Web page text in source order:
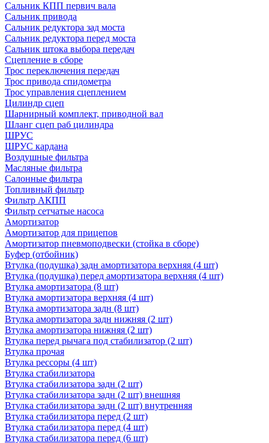
Сальник КПП первич вала
Сальник привода
Сальник редуктора зад моста
Сальник редуктора перед моста
Сальник штока выбора передач
Сцепление в сборе
Трос переключения передач
Трос привода спидометра
Трос управления сцеплением
Цилиндр сцеп
Шарнирный комплект, приводной вал
Шланг сцеп раб цилиндра
ШРУС
ШРУС кардана
Воздушные фильтра
Масляные фильтра
Салонные фильтра
Топливный фильтр
Фильтр АКПП
Фильтр сетчатые насоса
Амортизатор
Амортизатор для прицепов
Амортизатор пневмоподвески (стойка в сборе)
Буфер (отбойник)
Втулка (подушка) задн амортизатора верхняя (4 шт)
Втулка (подушка) перед амортизатора верхняя (4 шт)
Втулка амортизатора (8 шт)
Втулка амортизатора верхняя (4 шт)
Втулка амортизатора задн (8 шт)
Втулка амортизатора задн нижняя (2 шт)
Втулка амортизатора нижняя (2 шт)
Втулка перед рычага под стабилизатор (2 шт)
Втулка прочая
Втулка рессоры (4 шт)
Втулка стабилизатора
Втулка стабилизатора задн (2 шт)
Втулка стабилизатора задн (2 шт) внешняя
Втулка стабилизатора задн (2 шт) внутренняя
Втулка стабилизатора перед (2 шт)
Втулка стабилизатора перед (4 шт)
Втулка стабилизатора перед (6 шт)